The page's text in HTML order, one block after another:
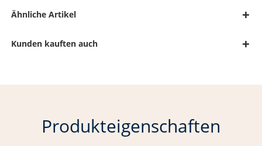
Ähnliche Artikel
Kunden kauften auch
Produkteigenschaften